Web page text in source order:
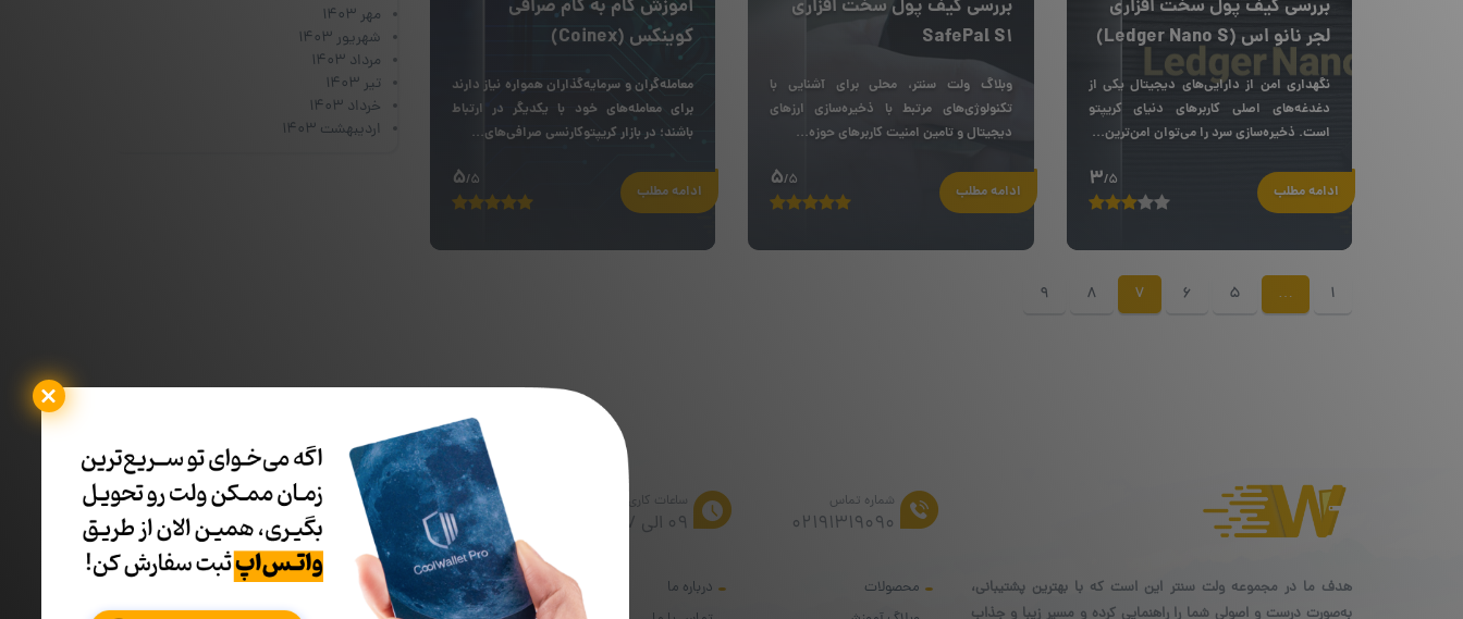
بررسی کیف پول سخت افزاری
لجر نانو اس (Ledger Nano S)
نگهداری امن از دارایی‌های دیجیتال یکی از
دغدغه‌های اصلی کاربرهای دنیای کریپتو
است. ذخیره‌سازی سرد را می‌توان امن‌ترین...
ادامه مطلب 3/5
بررسی کیف پول سخت افزاری
SafePal S1
وبلاگ ولت سنتر، محلی برای آشنایی با
تکنولوژی‌های مرتبط با ذخیره‌سازی ارزهای
دیجیتال و تامین امنیت کاربرهای حوزه‌...
ادامه مطلب 5/5
آموزش گام به گام صرافی
کوینکس (Coinex)
معامله‌گران و سرمایه‌گذاران همواره نیاز دارند
برای معامله‌های خود با یکدیگر در ارتباط
باشند؛ در بازار کریپتوکارنسی صرافی‌های...
ادامه مطلب 5/5
1
…
5
6
7
8
9
مهر ۱۴۰۳
شهریور ۱۴۰۳
مرداد ۱۴۰۳
تیر ۱۴۰۳
خرداد ۱۴۰۳
اردیبهشت ۱۴۰۳
هدف ما در مجموعه ولت سنتر این است که با بهترین پشتیبانی،
به‌صورت درست و اصولی شما را راهنمایی کرده و مسیر زیبا و جذاب
شماره تماس
02191319090
محصولات
ساعات کاری
۰۹ الی ۱۷
درباره ما
از تخفیف ها و جدیدترین ها با خبر شوید: